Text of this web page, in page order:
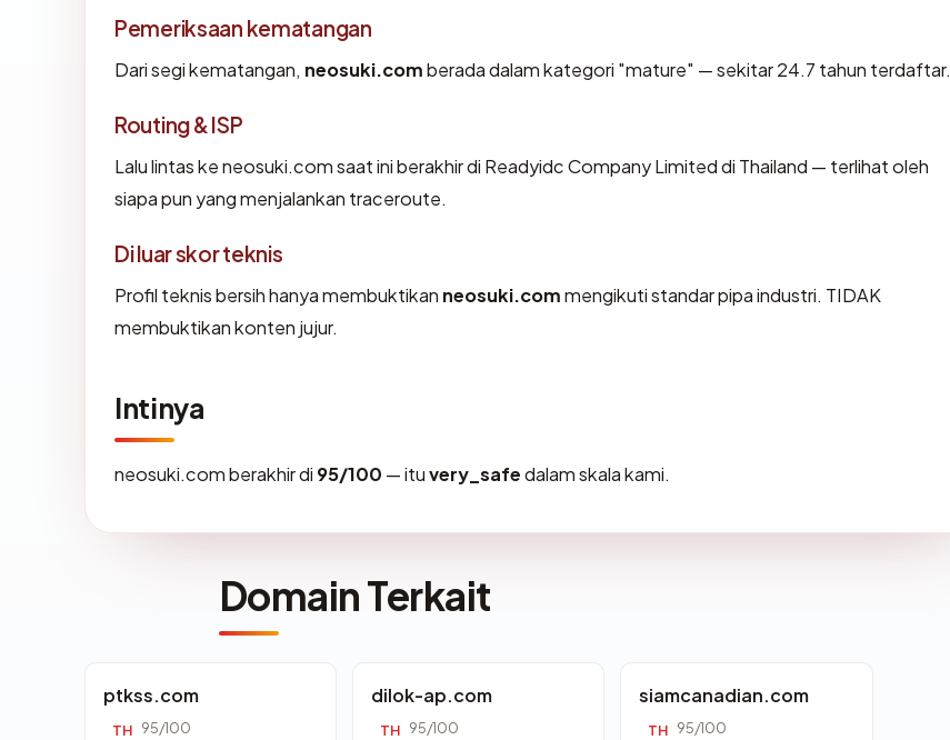
Pemeriksaan kematangan
Dari segi kematangan, neosuki.comberada dalam kategori "mature" — sekitar 24.7 tahun terdaftar.
Routing & ISP
Lalu lintas ke neosuki.com saat ini berakhir di Readyidc Company Limited di Thailand — terlihat oleh
siapa pun yang menjalankan traceroute.
Di luar skor teknis
Profil teknis bersih hanya membuktikan neosuki.commengikuti standar pipa industri. TIDAK
membuktikan konten jujur.
Intinya
neosuki.com berakhir di 95/100 — ituvery_safedalam skala kami.
Domain Terkait
ptkss.com
TH 95/100
dilok-ap.com
TH 95/100
siamcanadian.com
TH 95/100